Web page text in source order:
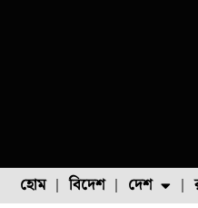
হোম বিদেশ দেশ